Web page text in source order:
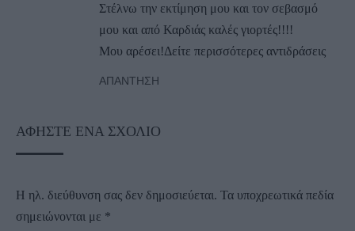
Στέλνω την εκτίμηση μου και τον σεβασμό
μου και από Καρδιάς καλές γιορτές!!!!
Μου αρέσει!Δείτε περισσότερες αντιδράσεις
ΑΠΆΝΤΗΣΗ
ΑΦΉΣΤΕ ΈΝΑ ΣΧΌΛΙΟ
Η ηλ. διεύθυνση σας δεν δημοσιεύεται. Τα υποχρεωτικά πεδία
σημειώνονται με *